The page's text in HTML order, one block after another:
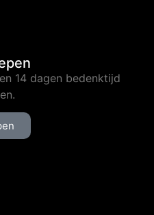
14 dagen bedenktijd